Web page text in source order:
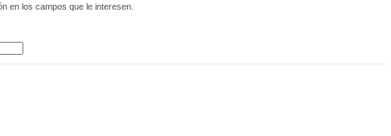
en los campos que le interesen.